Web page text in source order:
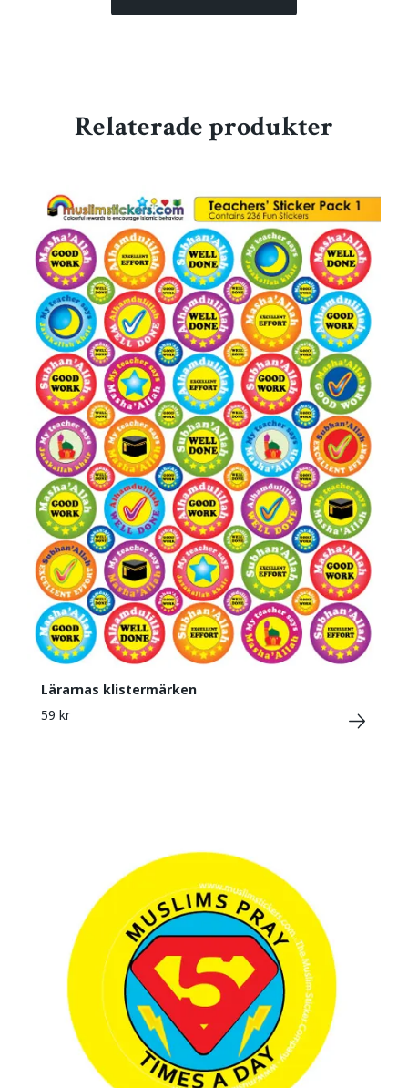
Relaterade produkter
Lärarnas klistermärken
59 kr